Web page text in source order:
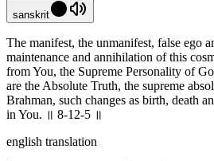
sanskrit
The manifest, the unmanifest, false ego
maintenance and annihilation of this
from You, the Supreme Personality of
are the Absolute Truth, the supreme
Brahman, such changes as birth, death
in You. ॥ 8-12-5 ॥
english translation